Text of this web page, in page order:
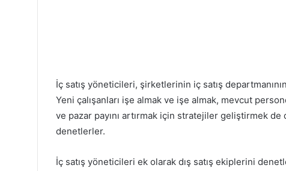
İç satış yöneticileri, şirketlerinin iç satış
Yeni çalışanları işe almak ve işe almak, mevcut
ve pazar payını artırmak için stratejiler geliştirmek
denetlerler.
İç satış yöneticileri ek olarak dış satış ekiplerini